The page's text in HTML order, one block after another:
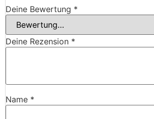
Deine Bewertung *
Deine Rezension *
Name *